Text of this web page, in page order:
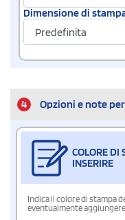
Dimensione di
4 Opzioni e note
COLORE DI
INSERIRE
Indica il colore di stampa
eventualmente